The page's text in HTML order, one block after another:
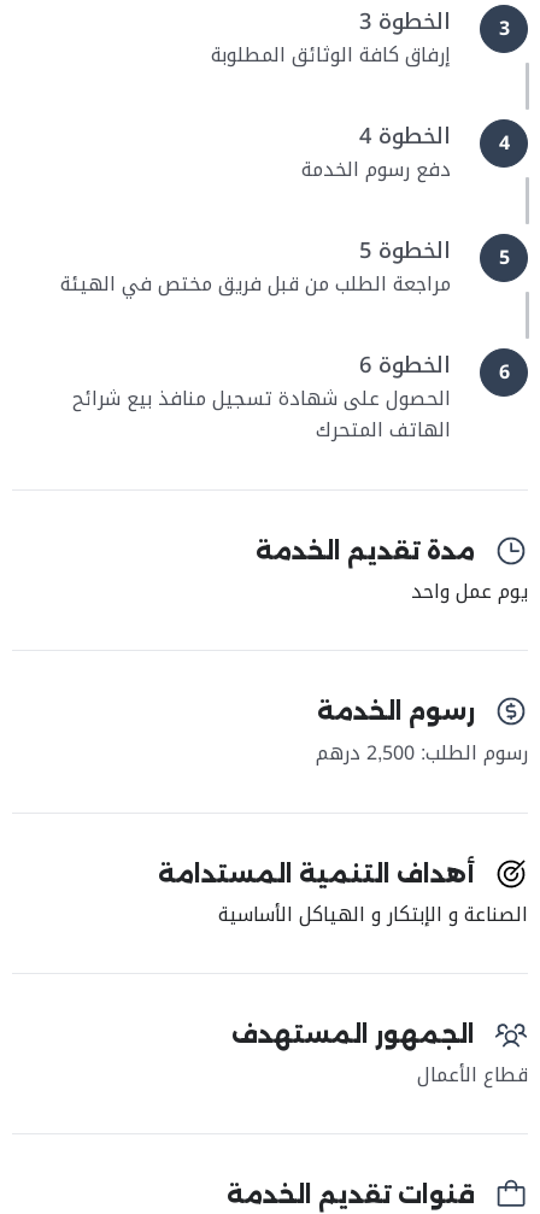
3 الخطوة 3
إرفاق كافة الوثائق المطلوبة
4 الخطوة 4
دفع رسوم الخدمة
5 الخطوة 5
مراجعة الطلب من قبل فريق مختص في الهيئة
6 الخطوة 6
الحصول على شهادة تسجيل منافذ بيع شرائح
الهاتف المتحرك
مدة تقديم الخدمة
يوم عمل واحد
رسوم الخدمة
رسوم الطلب: 2,500 درهم
أهداف التنمية المستدامة
الصناعة و الإبتكار و الهياكل الأساسية
الجمهور المستهدف
قطاع الأعمال
قنوات تقديم الخدمة